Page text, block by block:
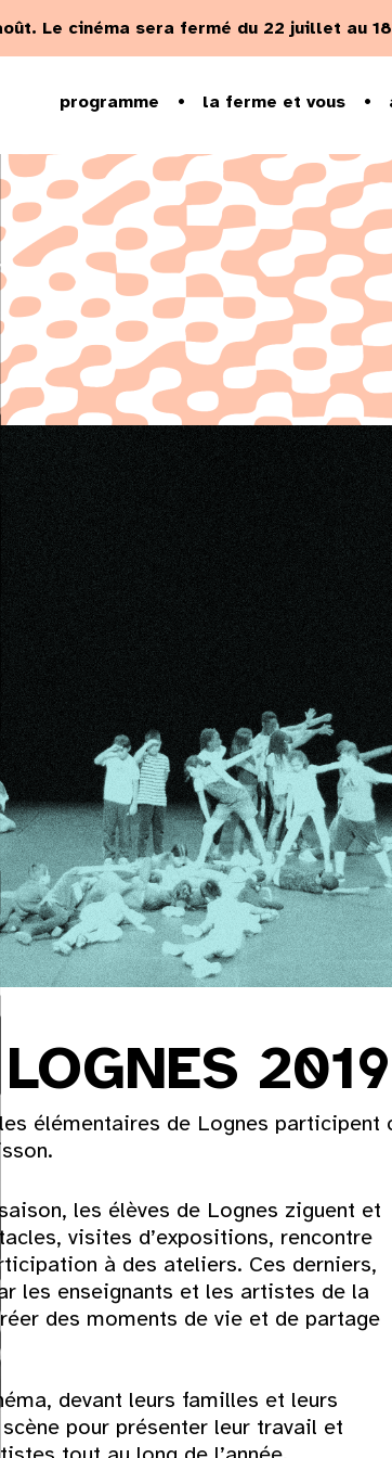
Le cinéma sera fermé du 22 juillet au
programme la ferme et vous
2
2019
élémentaires de Lognes participent
les élèves de Lognes ziguent et
visites d’expositions, rencontre
à des ateliers. Ces derniers,
les enseignants et les artistes de la
des moments de vie et de partage
devant leurs familles et leurs
pour présenter leur travail et